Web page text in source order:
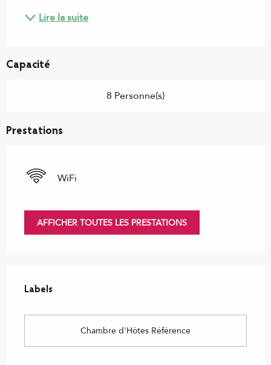
Lire la suite
Capacité
8 Personne(s)
Prestations
WiFi
AFFICHER TOUTES LES PRESTATIONS
Labels
Labels
Chambre d'Hôtes Référence